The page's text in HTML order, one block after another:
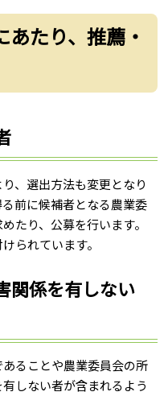
たり、推薦・
、選出方法も変更となり
前に候補者となる農業委
たり、公募を行います。
られています。
関係を有しない
ることや農業委員会の所
しない者が含まれるよう